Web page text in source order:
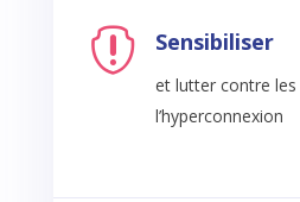
 Sensibiliser
et lutter contre les